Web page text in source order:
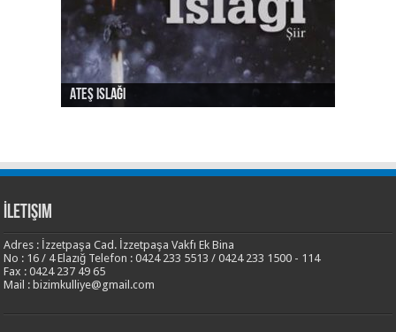
Ateş Islağı
Ses ve Yaz
Şehrin Eylül Tarafı
Sılası Türkçe
Yalnızlık Risalesi
İletişim
Adres : İzzetpaşa Cad. İzzetpaşa Vakfı Ek Bina
No : 16 / 4 Elazığ Telefon : 0424 233 5513 / 0424 233 1500 - 114
Fax : 0424 237 49 65
Mail : bizimkulliye@gmail.com